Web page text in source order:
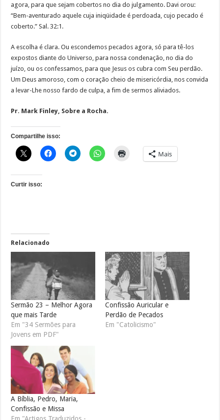
agora, para que sejam cobertos no dia do julgamento. Davi orou:
“Bem-aventurado aquele cuja iniqüidade é perdoada, cujo pecado é
coberto.” Sal. 32:1.
A escolha é clara. Ou escondemos pecados agora, só para tê-los
expostos diante do Universo, para nossa condenação, no dia do
juízo, ou os confessamos, para que Jesus os cubra com Seu perdão.
Um Deus amoroso, com o coração cheio de misericórdia, nos convida
a levar-Lhe nosso fardo de culpa, a fim de sermos aliviados.
Pr. Mark Finley, Sobre a Rocha.
Compartilhe isso:
Mais
Curtir isso:
Relacionado
Sermão 23 – Melhor Agora
que mais Tarde
Em "34 Sermões para
Jovens em PDF"
Confissão Auricular e
Perdão de Pecados
Em "Catolicismo"
A Bíblia, Pedro, Maria,
Confissão e Missa